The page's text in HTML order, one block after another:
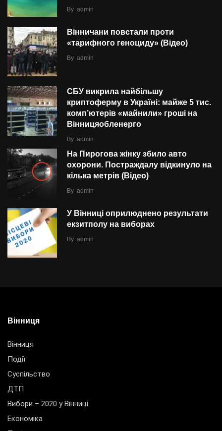
By admin
Вінничани повстали проти
«тарифного геноциду» (Відео)
By admin
СБУ викрила найбільшу
криптоферму в Україні: майже 5 тис.
комп’ютерів «майнили» гроші на
Вінницяобленерго
By admin
На Пирогова жінку збило авто
охорони. Постраждалу відкинуло на
кілька метрів (Відео)
By admin
У Вінниці оприлюднено результати
екзитполу на виборах
By admin
Вінниця
Вінниця
Події
Суспільство
ДТП
Вибори – 2020 у Вінниці
Економіка